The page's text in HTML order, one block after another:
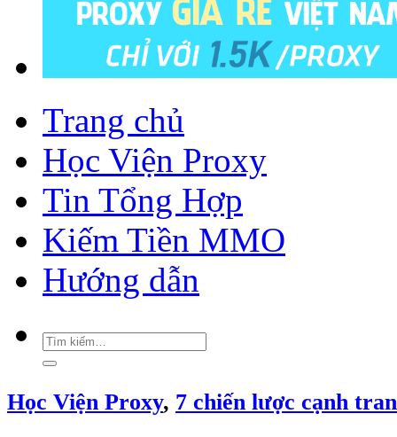
Trang chủ
Học Viện Proxy
Tin Tổng Hợp
Kiếm Tiền MMO
Hướng dẫn
Học Viện Proxy, 7 chiến lược cạnh